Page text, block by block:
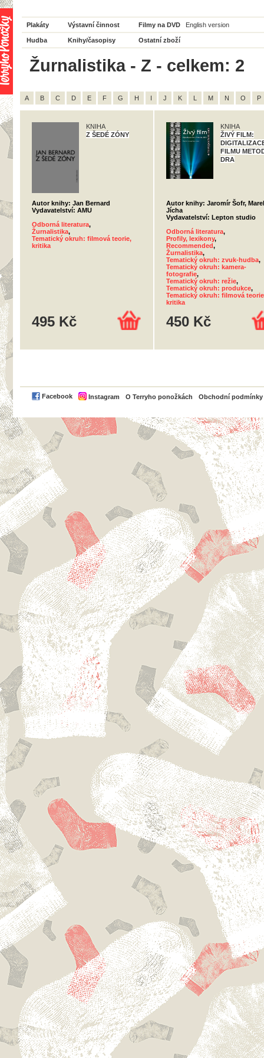
Plakáty Výstavní činnost Filmy na DVD English version
Hudba Knihy/časopisy Ostatní zboží
Žurnalistika - Z - celkem: 2
A B C D E F G H I J K L M N O P
KNIHA
Z ŠEDÉ ZÓNY
Autor knihy: Jan Bernard
Vydavatelství: AMU
Odborná literatura,
Žurnalistika,
Tematický okruh: filmová teorie,
kritika
495 Kč
KNIHA
ŽIVÝ FILM:
FILMU
DRA
Autor knihy: Jaromír Šofr,
Jícha
Vydavatelství: Lepton studio
Odborná literatura,
Profily, lexikony,
Recommended,
Žurnalistika,
Tematický okruh: zvuk-hudba,
Tematický okruh: kamera-
fotografie,
Tematický okruh: režie,
Tematický okruh: produkce,
Tematický okruh: filmová
kritika
450 Kč
Facebook Instagram O Terryho ponožkách Obchodní podmínky
PayPal